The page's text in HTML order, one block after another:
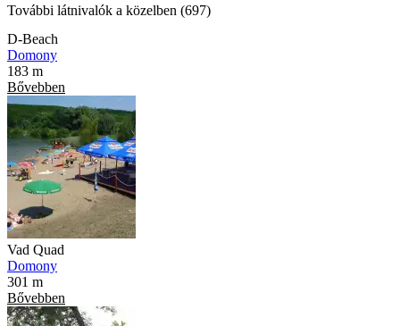
További látnivalók a közelben (697)
D-Beach
Domony
183 m
Bővebben
Vad Quad
Domony
301 m
Bővebben